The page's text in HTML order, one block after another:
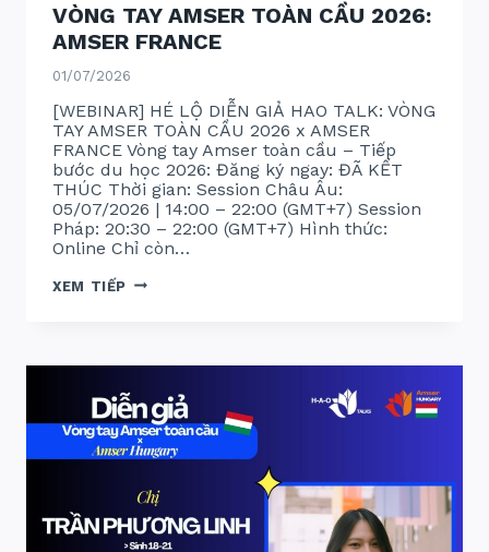
VÒNG TAY AMSER TOÀN CẦU 2026:
AMSER FRANCE
01/07/2026
[WEBINAR] HÉ LỘ DIỄN GIẢ HAO TALK: VÒNG
TAY AMSER TOÀN CẦU 2026 x AMSER
FRANCE Vòng tay Amser toàn cầu – Tiếp
bước du học 2026: Đăng ký ngay: ĐÃ KẾT
THÚC Thời gian: Session Châu Âu:
05/07/2026 | 14:00 – 22:00 (GMT+7) Session
Pháp: 20:30 – 22:00 (GMT+7) Hình thức:
Online Chỉ còn…
XEM TIẾP VÒNG
FRANCE